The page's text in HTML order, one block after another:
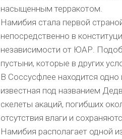
насыщенным терракотом.
Намибия стала первой
непосредственно в
независимости от ЮАР.
пустыни, которые в других
В Соссусфлее находится
известная под названием
скелеты акаций, погибших
отсутствия влаги и
Намибия располагает одной